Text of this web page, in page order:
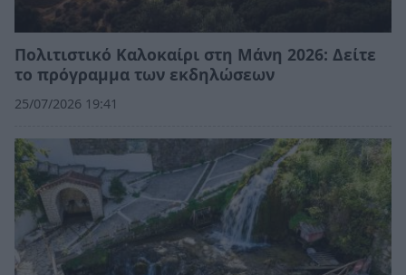
Πολιτιστικό Καλοκαίρι στη Μάνη 2026: Δείτε
το πρόγραμμα των εκδηλώσεων
25/07/2026 19:41